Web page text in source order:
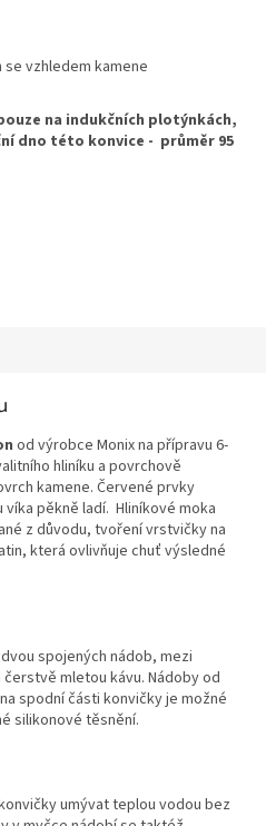
vzhledem kamene
na indukčních plotýnkách,
dno této konvice - průměr 95
od výrobce Monix na přípravu 6-
hliníku a povrchově
kamene. Červené prvky
pěkně ladí. Hliníkové moka
z důvodu, tvoření vrstvičky na
která ovlivňuje chuť výsledné
spojených nádob, mezi
mletou kávu. Nádoby od
spodní části konvičky je možné
silikonové těsnění.
umývat teplou vodou bez